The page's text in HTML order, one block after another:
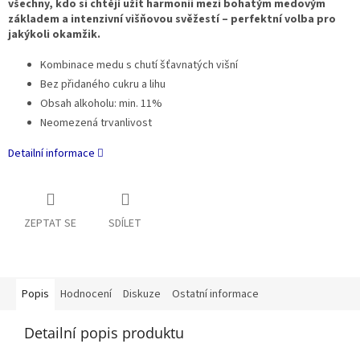
všechny, kdo si chtějí užít harmonii mezi bohatým medovým
základem a intenzivní višňovou svěžestí – perfektní volba pro
jakýkoli okamžik.
Kombinace medu s chutí šťavnatých višní
Bez přidaného cukru a lihu
Obsah alkoholu: min. 11%
Neomezená trvanlivost
Detailní informace
ZEPTAT SE SDÍLET
Popis Hodnocení Diskuze Ostatní informace
Detailní popis produktu